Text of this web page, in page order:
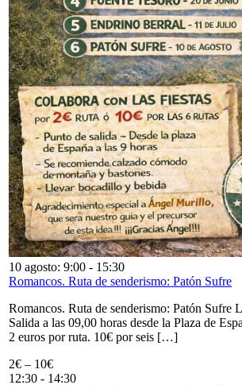
10 agosto: 9:00 - 15:30
Romancos. Ruta de senderismo: Patón Sufre
Romancos. Ruta de senderismo: Patón Sufre
Salida a las 09,00 horas desde la Plaza de
2 euros por ruta. 10€ por seis […]
2€ – 10€
12:30 - 14:30